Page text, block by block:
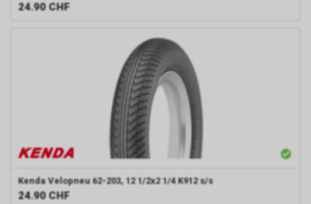
24.90 CHF
Kenda Velopneu 62-203, 12 1/2x2 1/4 K912 s/s
24.90 CHF